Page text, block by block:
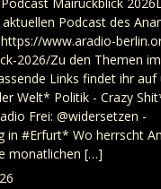
Podcast des
www.aradio-
2026/Zu den Themen
Links findet ihr auf
Welt* Politik - Crazy
Frei: @widersetzen -
in #Erfurt* Wo herrscht
monatlichen […]